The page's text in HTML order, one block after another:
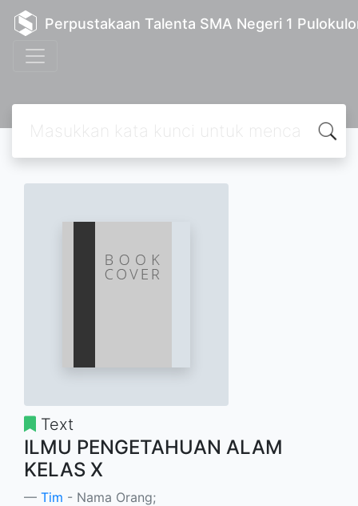
Perpustakaan Talenta SMA Negeri 1
Text
ILMU PENGETAHUAN ALAM
KELAS X
Tim - Nama Orang;